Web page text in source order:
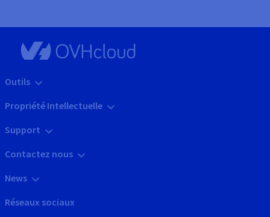
Outils
Propriété Intellectuelle
Support
Contactez nous
News
Réseaux sociaux